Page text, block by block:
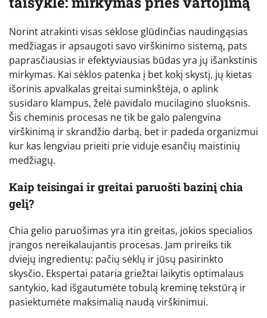
Norint atrakinti visas sėklose glūdinčias naudingąsias
medžiagas ir apsaugoti savo virškinimo sistemą, pats
paprasčiausias ir efektyviausias būdas yra jų išankstinis
mirkymas. Kai sėklos patenka į bet kokį skystį, jų kietas
išorinis apvalkalas greitai suminkštėja, o aplink
susidaro klampus, želė pavidalo mucilagino sluoksnis.
Šis cheminis procesas ne tik be galo palengvina
virškinimą ir skrandžio darbą, bet ir padeda organizmui
kur kas lengviau prieiti prie viduje esančių maistinių
medžiagų.
Kaip teisingai ir greitai paruošti bazinį chia
gelį?
Chia gelio paruošimas yra itin greitas, jokios specialios
įrangos nereikalaujantis procesas. Jam prireiks tik
dviejų ingredientų: pačių sėklų ir jūsų pasirinkto
skysčio. Ekspertai pataria griežtai laikytis optimalaus
santykio, kad išgautumėte tobulą kreminę tekstūrą ir
pasiektumėte maksimalią naudą virškinimui.